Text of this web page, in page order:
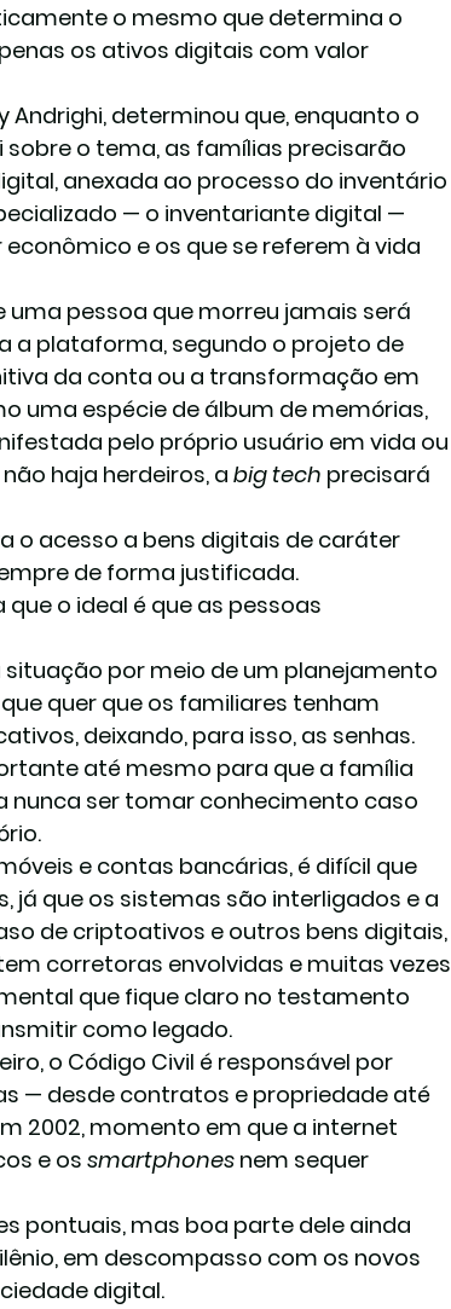
o mesmo que determina o
os ativos digitais com valor
Andrighi, determinou que, enquanto o
o tema, as famílias precisarão
anexada ao processo do inventário
— o inventariante digital —
e os que se referem à vida
pessoa que morreu jamais será
a plataforma, segundo o projeto de
da conta ou a transformação em
uma espécie de álbum de memórias,
pelo próprio usuário em vida ou
haja herdeiros, a big tech precisará
o acesso a bens digitais de caráter
de forma justificada.
o ideal é que as pessoas
por meio de um planejamento
quer que os familiares tenham
deixando, para isso, as senhas.
até mesmo para que a família
nunca ser tomar conhecimento caso
e contas bancárias, é difícil que
já que os sistemas são interligados e a
de criptoativos e outros bens digitais,
corretoras envolvidas e muitas vezes
que fique claro no testamento
como legado.
o Código Civil é responsável por
— desde contratos e propriedade até
2002, momento em que a internet
e os smartphones nem sequer
pontuais, mas boa parte dele ainda
em descompasso com os novos
digital.